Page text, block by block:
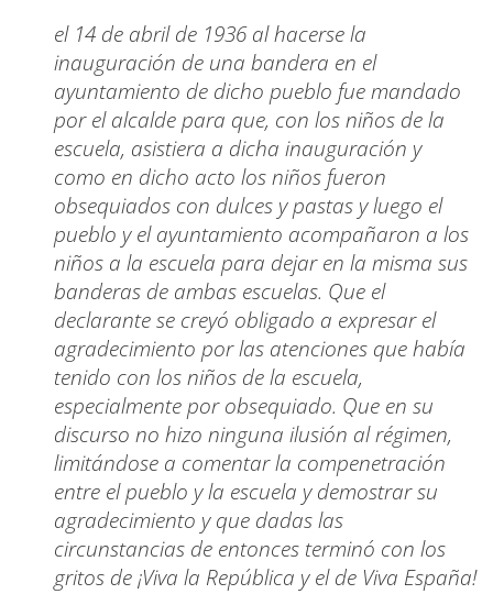
el 14 de abril de 1936 al hacerse la
inauguración de una bandera en el
ayuntamiento de dicho pueblo fue mandado
por el alcalde para que, con los niños de la
escuela, asistiera a dicha inauguración y
como en dicho acto los niños fueron
obsequiados con dulces y pastas y luego el
pueblo y el ayuntamiento acompañaron a los
niños a la escuela para dejar en la misma sus
banderas de ambas escuelas. Que el
declarante se creyó obligado a expresar el
agradecimiento por las atenciones que había
tenido con los niños de la escuela,
especialmente por obsequiado. Que en su
discurso no hizo ninguna ilusión al régimen,
limitándose a comentar la compenetración
entre el pueblo y la escuela y demostrar su
agradecimiento y que dadas las
circunstancias de entonces terminó con los
gritos de ¡Viva la República y el de Viva España!